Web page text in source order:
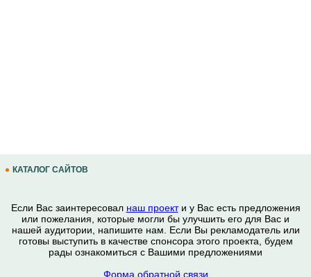
КАТАЛОГ САЙТОВ
Если Вас заинтересовал наш проекти у Вас есть предложения
или пожелания, которые могли бы улучшить его для Вас и
нашей аудитории, напишите нам. Если Вы рекламодатель или
готовы выступить в качестве спонсора этого проекта, будем
рады ознакомиться с Вашими предложениями
Форма обратной связи